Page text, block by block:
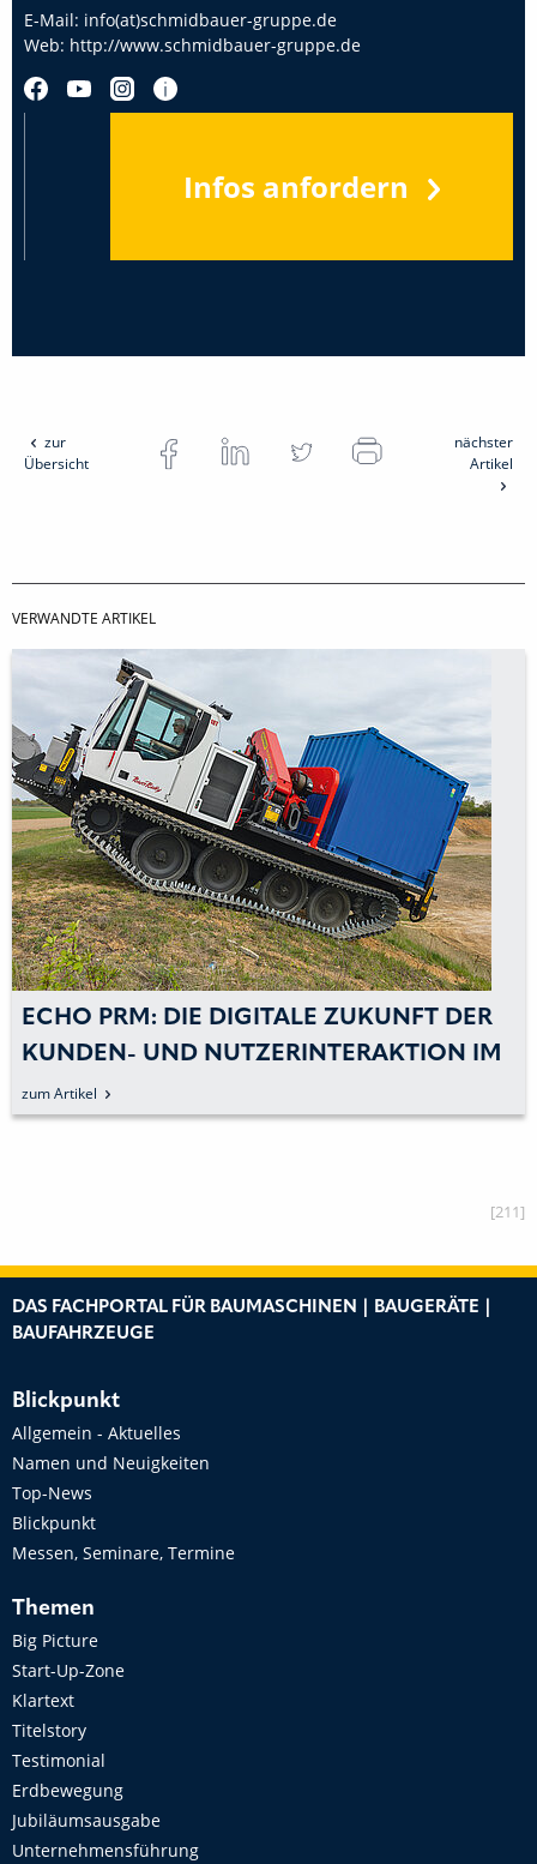
E-Mail: info(at)schmidbauer-gruppe.de
Web: http://www.schmidbauer-gruppe.de
Infos anfordern
zur
Übersicht
nächster
Artikel
VERWANDTE ARTIKEL
ECHO PRM: DIE DIGITALE ZUKUNFT DER
KUNDEN- UND NUTZERINTERAKTION IM
BLICK
zum Artikel
[211]
DAS FACHPORTAL FÜR BAUMASCHINEN | BAUGERÄTE |
BAUFAHRZEUGE
Blickpunkt
Allgemein - Aktuelles
Namen und Neuigkeiten
Top-News
Blickpunkt
Messen, Seminare, Termine
Themen
Big Picture
Start-Up-Zone
Klartext
Titelstory
Testimonial
Erdbewegung
Jubiläumsausgabe
Unternehmensführung